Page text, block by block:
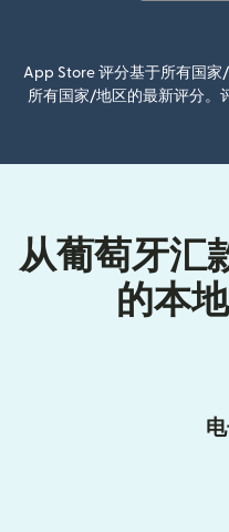
App Store 评分基于所有国
所有国家/地区的最新评分。
从葡萄牙汇
的本